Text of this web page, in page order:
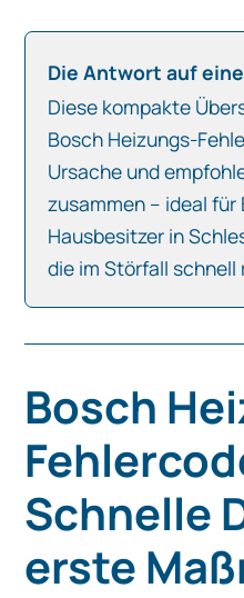
Die Antwort auf
Diese kompakte
Bosch Heizungs-
Ursache und
zusammen – ideal
Hausbesitzer in
die im Störfall
Bosch
Schnelle
erste